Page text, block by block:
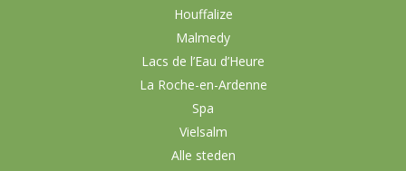
Houffalize
Malmedy
Lacs de l’Eau d’Heure
La Roche-en-Ardenne
Spa
Vielsalm
Alle steden